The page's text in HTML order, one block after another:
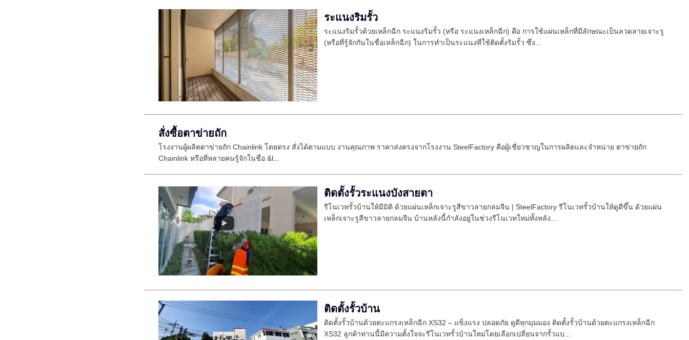
ระแนงริมรั้ว
ระแนงริมรั้วด้วยเหล็กฉีก ระแนงริมรั้ว (หรือ ระแนงเหล็กฉีก) คือ การใช้แผ่นเหล็กที่มีลักษณะเป็นลวดลายเจาะรู
(หรือที่รู้จักกันในชื่อเหล็กฉีก) ในการทำเป็นระแนงที่ใช้ติดตั้งริมรั้ว ซึ่ง...
สั่งซื้อตาข่ายถัก
โรงงานผู้ผลิตตาข่ายถัก Chainlink โดยตรง สั่งได้ตามแบบ งานคุณภาพ ราคาส่งตรงจากโรงงาน SteelFactory คือผู้เชี่ยวชาญในการผลิตและจำหน่าย ตาข่ายถัก
Chainlink หรือที่หลายคนรู้จักในชื่อ &l...
ติดตั้งรั้วระแนงบังสายตา
รีโนเวทรั้วบ้านให้มีมิติ ด้วยแผ่นเหล็กเจาะรูสีขาวลายกลมจีน | SteelFactory รีโนเวทรั้วบ้านให้ดูดีขึ้น ด้วยแผ่น
เหล็กเจาะรูสีขาวลายกลมจีน บ้านหลังนี้กำลังอยู่ในช่วงรีโนเวทใหม่ทั้งหลัง...
ติดตั้งรั้วบ้าน
ติดตั้งรั้วบ้านด้วยตะแกรงเหล็กฉีก XS32 – แข็งแรง ปลอดภัย ดูดีทุกมุมมอง ติดตั้งรั้วบ้านด้วยตะแกรงเหล็กฉีก
XS32 ลูกค้าท่านนี้มีความตั้งใจจะรีโนเวทรั้วบ้านใหม่โดยเลือกเปลี่ยนจากรั้วแบ...